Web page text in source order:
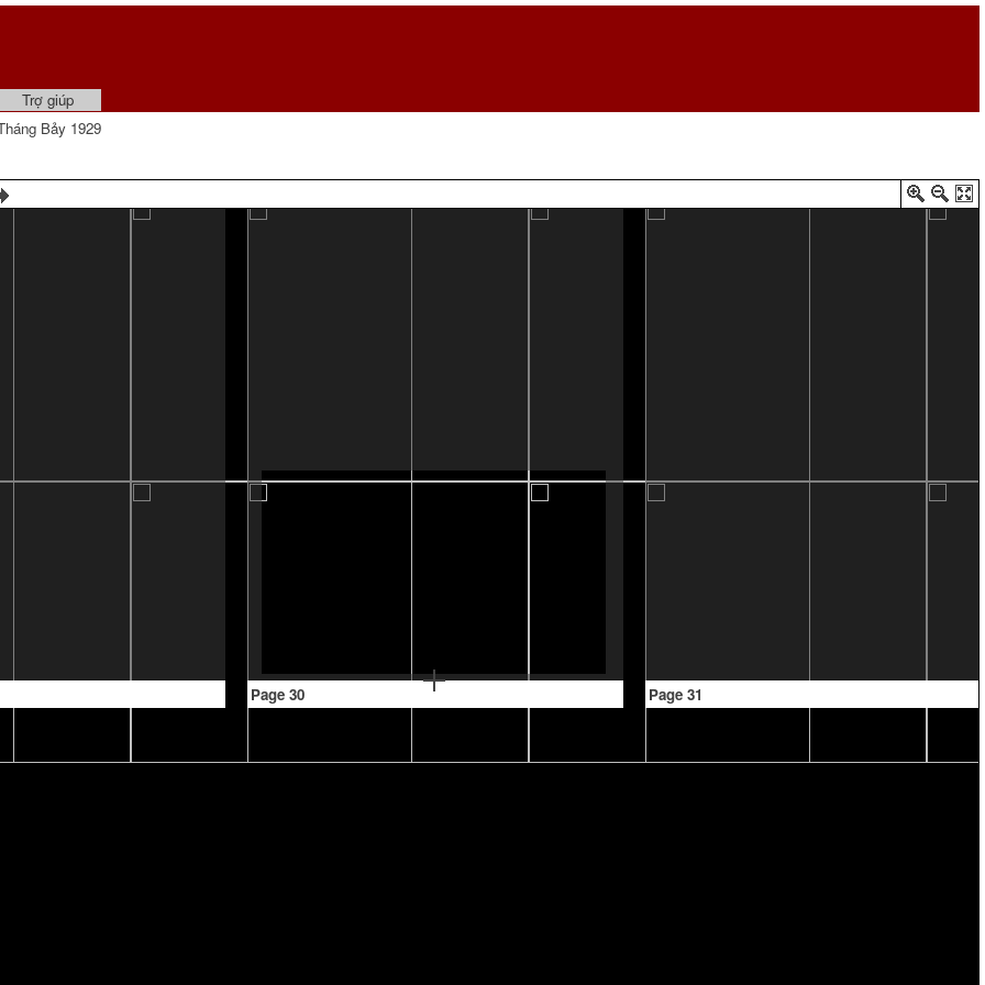
Trợ giúp
Bảy 1929
Page 31
Page 30